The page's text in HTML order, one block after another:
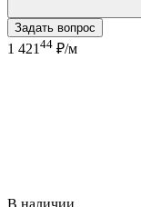
Задать вопрос
1 421 44 ₽/м